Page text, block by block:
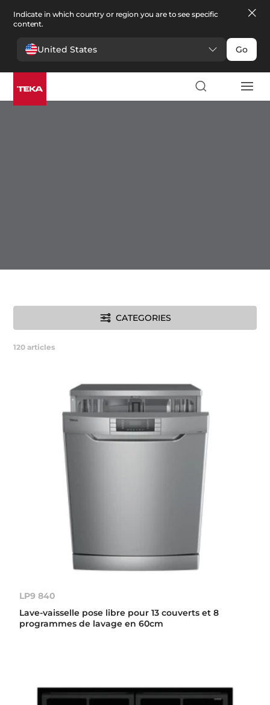
Indicate in which country or region you are to see specific
content.
United States Go
Cuisine
Cuisine
CATEGORIES
120 articles
LP9 840
Lave-vaisselle pose libre pour 13 couverts et 8
programmes de lavage en 60cm